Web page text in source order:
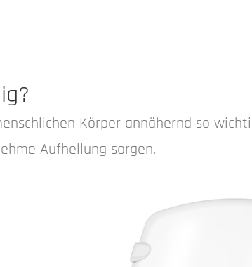
Körper annähernd so
Aufhellung sorgen.